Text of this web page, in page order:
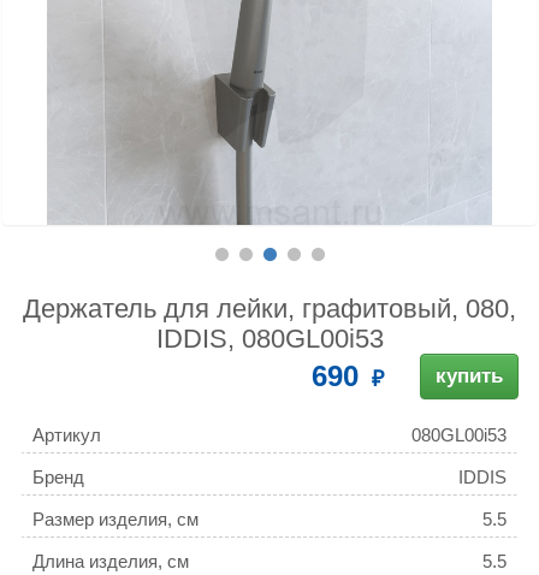
Держатель для лейки, графитовый, 080,
IDDIS, 080GL00i53
690 купить
Артикул 080GL00i53
Бренд IDDIS
Размер изделия, см 5.5
Длина изделия, см 5.5